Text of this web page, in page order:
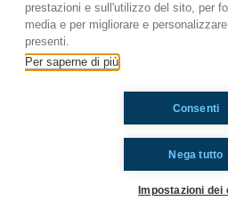
#danfeelsthelove
Medicina.
Ti è piaciuto? Condividilo!
prestazioni e sull'utilizzo del sito, per
media e per migliorare e
presenti.
Per saperne di più
Nega tutto
Consenti
Impostazioni dei